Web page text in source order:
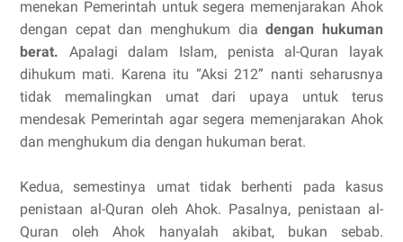
menekan Pemerintah untuk segera memenjarakan Ahok
dengan cepat dan menghukum diadengan hukuman
berat. Apalagi dalam Islam, penista al-Quran layak
dihukum mati. Karena itu “Aksi 212” nanti seharusnya
tidak memalingkan umat dari upaya untuk terus
mendesak Pemerintah agar segera memenjarakan Ahok
dan menghukum dia dengan hukuman berat.
Kedua, semestinya umat tidak berhenti pada kasus
penistaan al-Quran oleh Ahok. Pasalnya, penistaan al-
Quran oleh Ahok hanyalah akibat, bukan sebab.